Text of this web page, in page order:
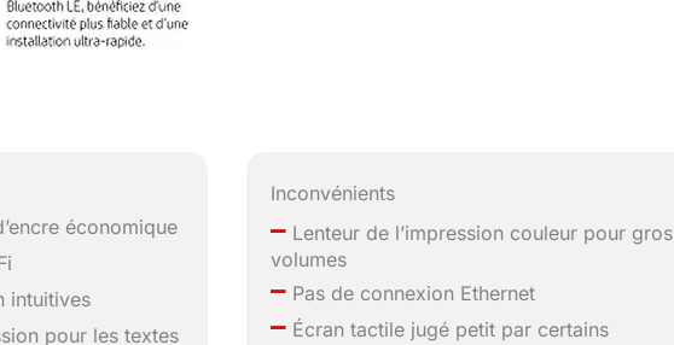
économique
intuitives
pour les textes
Inconvénients
– Lenteur de l’impression couleur pour gros
volumes
– Pas de connexion Ethernet
– Écran tactile jugé petit par certains